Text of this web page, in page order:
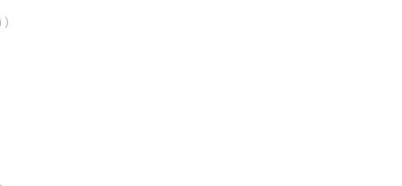
)